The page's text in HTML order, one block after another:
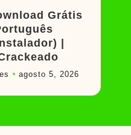
Grátis
|
agosto 5, 2026